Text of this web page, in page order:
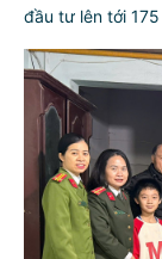
đầu tư lên tới